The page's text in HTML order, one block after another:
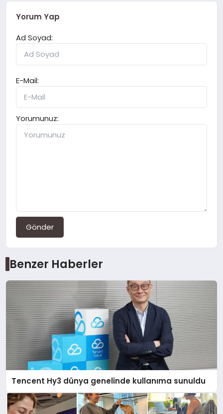
Yorum Yap
Ad Soyad:
E-Mail:
Yorumunuz:
Gönder
Benzer Haberler
Tencent Hy3 dünya genelinde kullanıma sunuldu